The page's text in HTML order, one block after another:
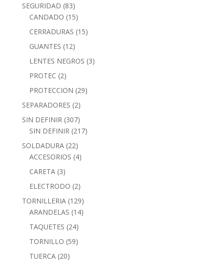
SEGURIDAD (83)
CANDADO (15)
CERRADURAS (15)
GUANTES (12)
LENTES NEGROS (3)
PROTEC (2)
PROTECCION (29)
SEPARADORES (2)
SIN DEFINIR (307)
SIN DEFINIR (217)
SOLDADURA (22)
ACCESORIOS (4)
CARETA (3)
ELECTRODO (2)
TORNILLERIA (129)
ARANDELAS (14)
TAQUETES (24)
TORNILLO (59)
TUERCA (20)